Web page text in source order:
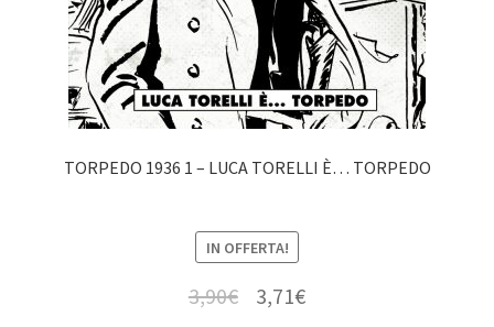
TORPEDO 1936 1 – LUCA TORELLI È… TORPEDO
IN OFFERTA!
3,90€ 3,71€